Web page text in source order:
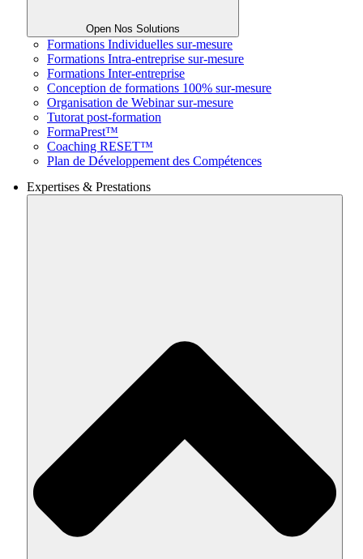
Open Nos Solutions
Formations Individuelles sur-mesure
Formations Intra-entreprise sur-mesure
Formations Inter-entreprise
Conception de formations 100% sur-mesure
Organisation de Webinar sur-mesure
Tutorat post-formation
FormaPrest™
Coaching RESET™
Plan de Développement des Compétences
Expertises & Prestations